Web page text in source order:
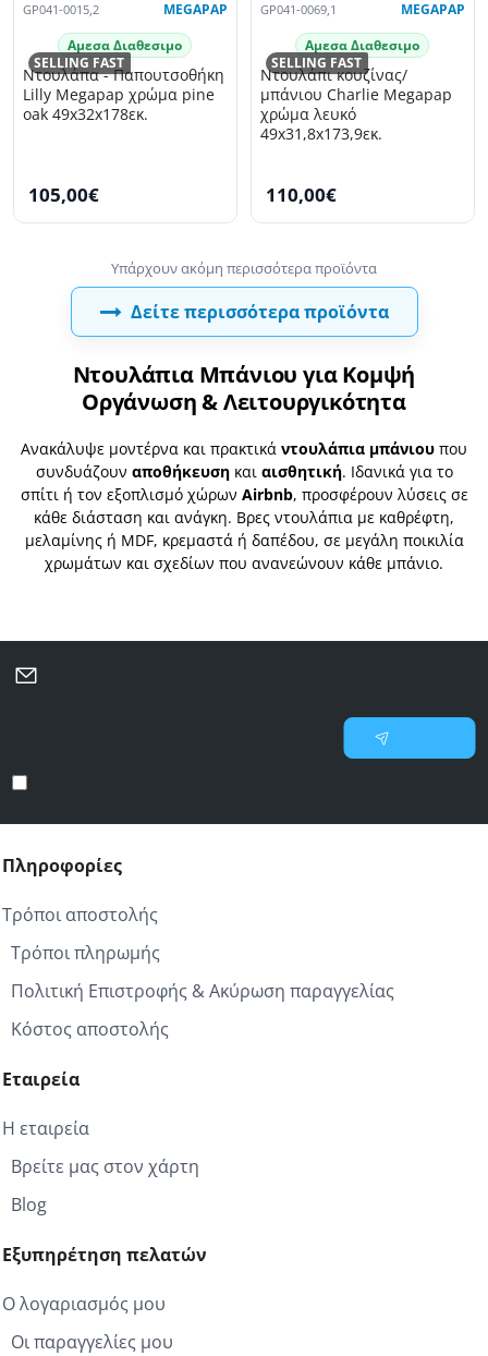
Ντουλάπια Μπάνιου για Κομψή
Οργάνωση & Λειτουργικότητα
Ανακάλυψε μοντέρνα και πρακτικά ντουλάπια μπάνιου που
συνδυάζουν αποθήκευσηκαι αισθητική. Ιδανικά για το
σπίτι ή τον εξοπλισμό χώρων Airbnb, προσφέρουν λύσεις σε
κάθε διάσταση και ανάγκη. Βρες ντουλάπια με καθρέφτη,
μελαμίνης ή MDF, κρεμαστά ή δαπέδου, σε μεγάλη ποικιλία
χρωμάτων και σχεδίων που ανανεώνουν κάθε μπάνιο.
SELLING FAST
GP041-0015,2 MEGAPAP
Αμεσα Διαθεσιμο
Ντουλάπα - Παπουτσοθήκη
Lilly Megapap χρώμα pine
oak 49x32x178εκ.
105,00€
SELLING FAST
GP041-0069,1 MEGAPAP
Αμεσα Διαθεσιμο
Ντουλάπι κουζίνας/
μπάνιου Charlie Megapap
χρώμα λευκό
49x31,8x173,9εκ.
110,00€
Δείτε περισσότερα προϊόντα
email
σας
Πληροφορίες
Τρόποι αποστολής
Τρόποι πληρωμής
Πολιτική Επιστροφής & Ακύρωση παραγγελίας
Κόστος αποστολής
Εταιρεία
Η εταιρεία
Βρείτε μας στον χάρτη
Blog
Εξυπηρέτηση πελατών
Ο λογαριασμός μου
Οι παραγγελίες μου